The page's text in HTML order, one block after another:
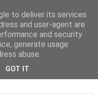
Ορχήστρας
to deliver its services
and user-agent are
and security
generate usage
abuse.
GOT IT